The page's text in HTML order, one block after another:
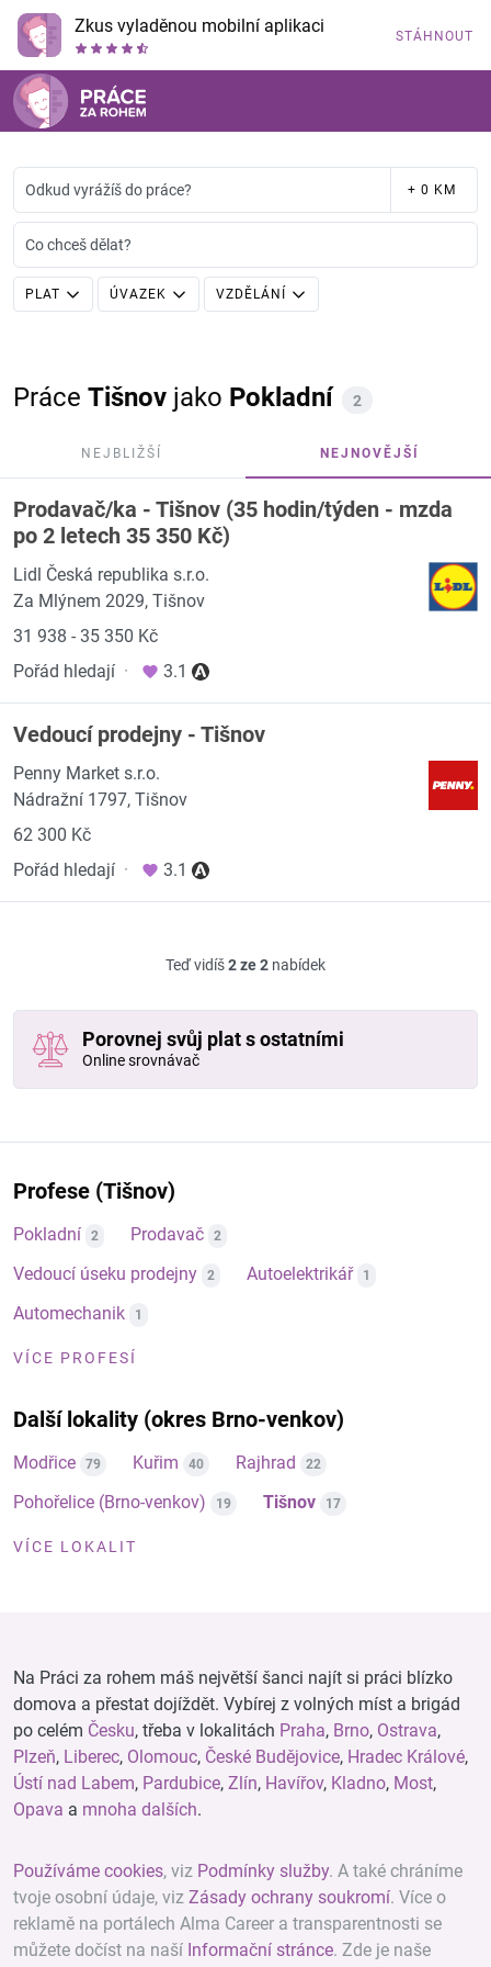
Zkus vyladěnou mobilní aplikaci STÁHNOUT
Odkud vyrážíš do práce? + 0 KM
Co chceš dělat?
PLAT ÚVAZEK VZDĚLÁNÍ
Práce Tišnov jako Pokladní 2
NEJBLIŽŠÍ NEJNOVĚJŠÍ
Prodavač/ka - Tišnov (35 hodin/týden - mzda
po 2 letech 35 350 Kč)
Lidl Česká republika s.r.o.
Za Mlýnem 2029, Tišnov
31 938 - 35 350 Kč
Pořád hledají · 3.1
Vedoucí prodejny - Tišnov
Penny Market s.r.o.
Nádražní 1797, Tišnov
62 300 Kč
Pořád hledají · 3.1
Teď vidíš2 ze 2 nabídek
Porovnej svůj plat s ostatními
Online srovnávač
Profese (Tišnov)
Pokladní 2 Prodavač 2
Vedoucí úseku prodejny 2 Autoelektrikář 1
Automechanik 1
VÍCE PROFESÍ
Další lokality (okres Brno-venkov)
Modřice 79 Kuřim 40 Rajhrad 22
Pohořelice (Brno-venkov) 19 Tišnov 17
VÍCE LOKALIT
Na Práci za rohem máš největší šanci najít si práci blízko
domova a přestat dojíždět. Vybírej z volných míst a brigád
po celém Česku, třeba v lokalitách Praha, Brno, Ostrava,
Plzeň, Liberec, Olomouc, České Budějovice, Hradec Králové,
Ústí nad Labem, Pardubice, Zlín, Havířov, Kladno, Most,
Opava a mnoha dalších.
Používáme cookies, viz Podmínky služby. A také chráníme
tvoje osobní údaje, viz Zásady ochrany soukromí. Více o
reklamě na portálech Alma Career a transparentnosti se
můžete dočíst na naší Informační stránce. Zde je naše